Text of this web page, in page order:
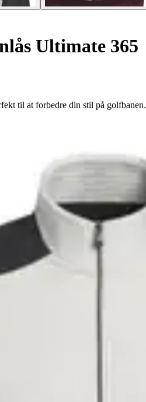
Ultimate 365
til at forbedre din stil på golfbanen.